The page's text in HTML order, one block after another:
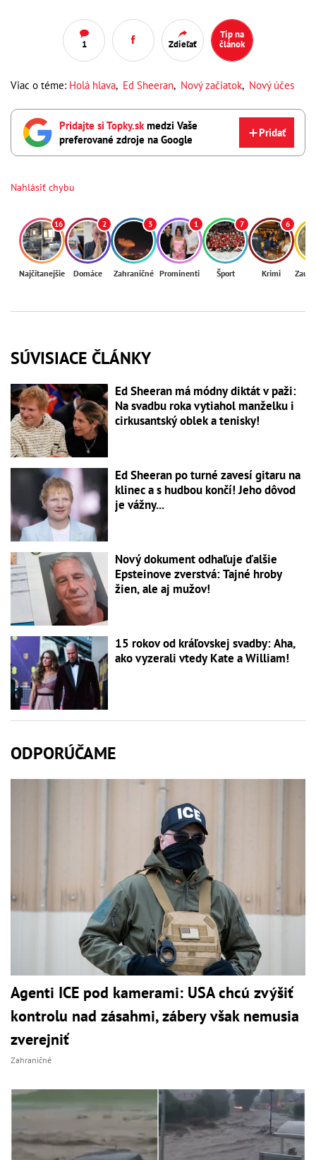
1 Zdieľať
Tip na
článok
Viac o téme: Holá hlava, Ed Sheeran, Nový začiatok, Nový účes
Pridajte si Topky.sk medzi Vaše
preferované zdroje na Google
Pridať
Nahlásiť chybu
16
Najčítanejšie
2
Domáce
3
Zahraničné
1
Prominenti
7
Šport
6
Krimi
SÚVISIACE ČLÁNKY
Ed Sheeran má módny diktát v paži:
Na svadbu roka vytiahol manželku i
cirkusantský oblek a tenisky!
Ed Sheeran po turné zavesí gitaru na
klinec a s hudbou končí! Jeho dôvod
je vážny...
Nový dokument odhaľuje ďalšie
Epsteinove zverstvá: Tajné hroby
žien, ale aj mužov!
15 rokov od kráľovskej svadby: Aha,
ako vyzerali vtedy Kate a William!
ODPORÚČAME
Agenti ICE pod kamerami: USA chcú zvýšiť
kontrolu nad zásahmi, zábery však nemusia
zverejniť
Zahraničné